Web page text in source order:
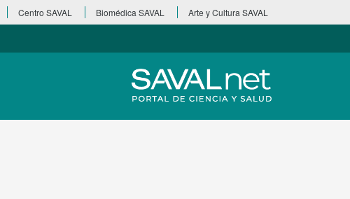
Centro SAVAL Biomédica SAVAL Arte y Cultura SAVAL